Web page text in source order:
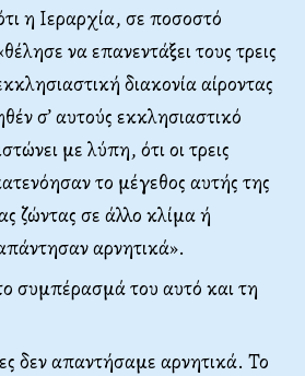
η Ιεραρχία, σε ποσοστό
να επανεντάξει τους τρεις
διακονία αίροντας
σ’ αυτούς εκκλησιαστικό
με λύπη, ότι οι τρεις
το μέγεθος αυτής της
ζώντας σε άλλο κλίμα ή
αρνητικά».
συμπέρασμά του αυτό και τη
δεν απαντήσαμε αρνητικά. Το